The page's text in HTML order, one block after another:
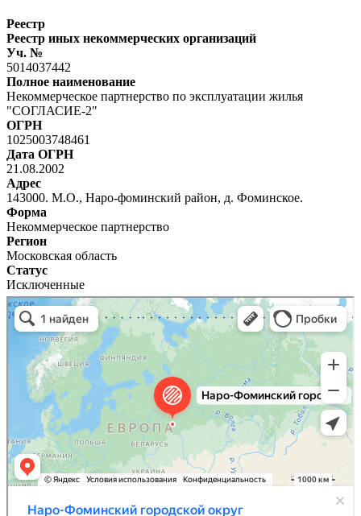
Реестр
Реестр иных некоммерческих организаций
Уч. №
5014037442
Полное наименование
Некоммерческое партнерство по эксплуатации жилья
"СОГЛАСИЕ-2"
ОГРН
1025003748461
Дата ОГРН
21.08.2002
Адрес
143000. М.О., Наро-фоминский район, д. Фоминское.
Форма
Некоммерческое партнерство
Регион
Московская область
Статус
Исключенные